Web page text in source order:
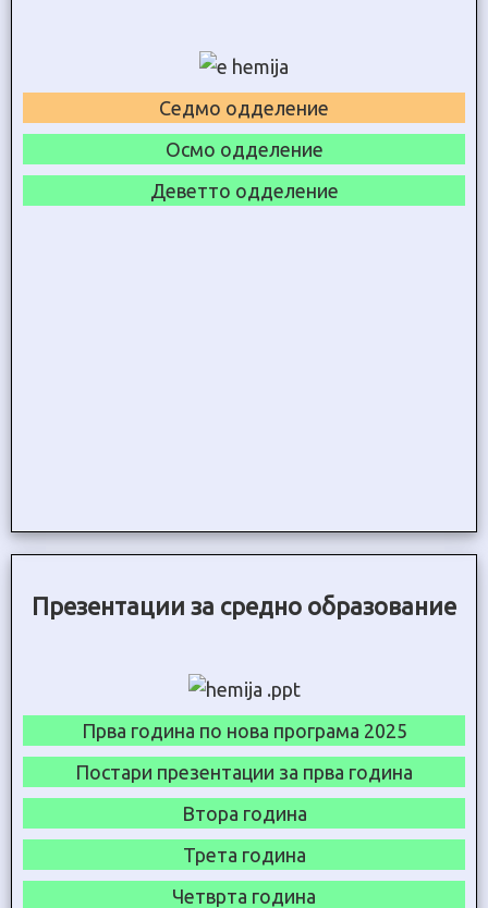
Седмо одделение
Осмо одделение
Деветто одделение
Презентации за средно образование
Прва година по нова програма 2025
Постари презентации за прва година
Втора година
Трета година
Четврта година